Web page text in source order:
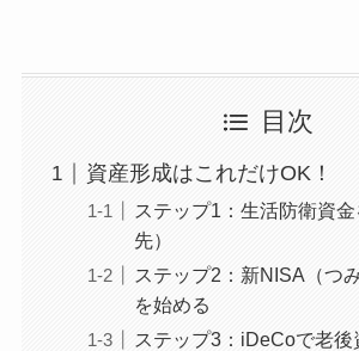
目次
資産形成はこれだけOK！
ステップ1：生活防衛資
先）
ステップ2：新NISA（つ
を始める
ステップ3：iDeCoで老後